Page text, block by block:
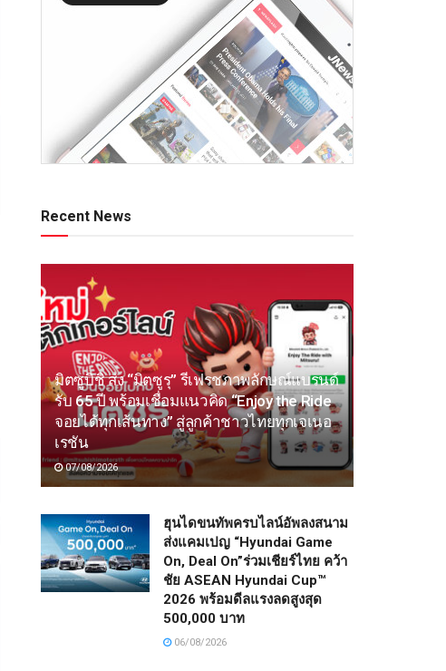
Recent News
มิตซูบิชิ ส่ง “มิตซูรุ” รีเฟรชภาพลักษณ์แบรนด์
รับ 65 ปี พร้อมเชื่อมแนวคิด “Enjoy the Ride
จอยได้ทุกเส้นทาง” สู่ลูกค้าชาวไทยทุกเจเนอ
เรชัน
07/08/2026
ฮุนไดขนทัพครบไลน์อัพลงสนาม
ส่งแคมเปญ “Hyundai Game
On, Deal On”ร่วมเชียร์ไทย คว้า
ชัย ASEAN Hyundai Cup™
2026 พร้อมดีลแรงลดสูงสุด
500,000 บาท
06/08/2026